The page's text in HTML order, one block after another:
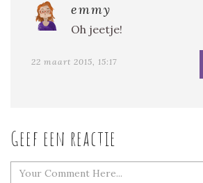
emmy
Oh jeetje!
22 maart 2015, 15:17
Geef een reactie